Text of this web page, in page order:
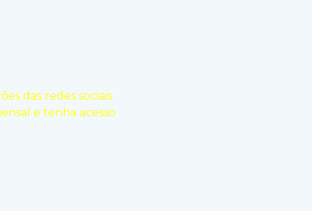
das redes sociais
e tenha acesso